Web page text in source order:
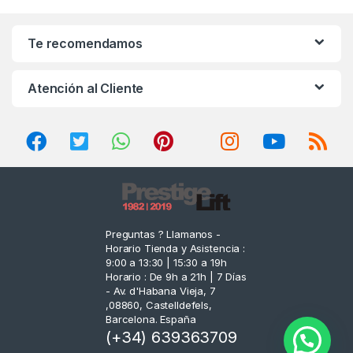
Te recomendamos
Atención al Cliente
Preguntas ? Llamanos -
Horario Tienda y Asistencia :
9:00 a 13:30 | 15:30 a 19h
Horario : De 9h a 21h | 7 Días
- Av. d'Habana Vieja, 7
,08860, Castelldefels,
Barcelona. España
(+34) 639363709